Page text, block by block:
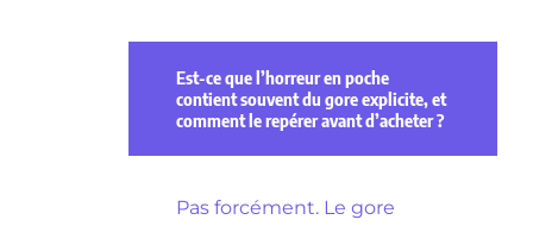
Est-ce que l’horreur en poche
contient souvent du gore explicite, et
comment le repérer avant d’acheter ?
Pas forcément. Le gore